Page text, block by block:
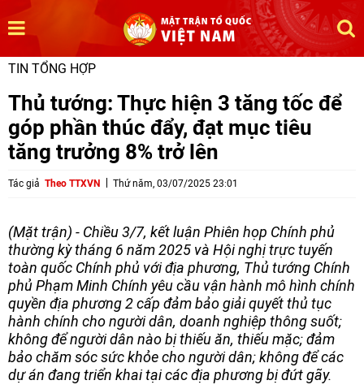
TIN TỔNG HỢP
Thủ tướng: Thực hiện 3 tăng tốc để
góp phần thúc đẩy, đạt mục tiêu
tăng trưởng 8% trở lên
Tác giả Theo TTXVN Thứ năm, 03/07/2025 23:01
(Mặt trận) - Chiều 3/7, kết luận Phiên họp Chính phủ
thường kỳ tháng 6 năm 2025 và Hội nghị trực tuyến
toàn quốc Chính phủ với địa phương, Thủ tướng Chính
phủ Phạm Minh Chính yêu cầu vận hành mô hình chính
quyền địa phương 2 cấp đảm bảo giải quyết thủ tục
hành chính cho người dân, doanh nghiệp thông suốt;
không để người dân nào bị thiếu ăn, thiếu mặc; đảm
bảo chăm sóc sức khỏe cho người dân; không để các
dự án đang triển khai tại các địa phương bị đứt gãy.